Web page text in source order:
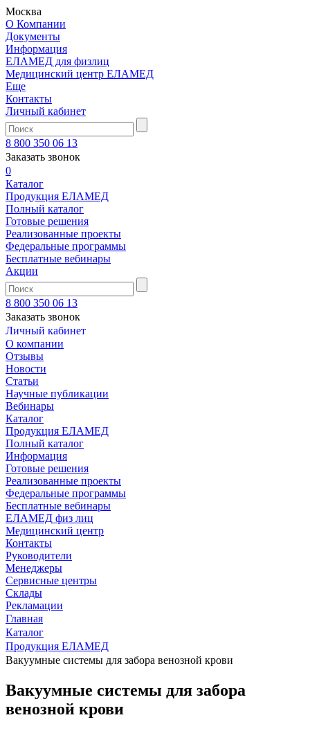
Москва
О Компании
Документы
Информация
ЕЛАМЕД для физлиц
Медицинский центр ЕЛАМЕД
Еще
Контакты
Личный кабинет
8 800 350 06 13
Заказать звонок
0
Каталог
Продукция ЕЛАМЕД
Полный каталог
Готовые решения
Реализованные проекты
Федеральные программы
Бесплатные вебинары
Акции
8 800 350 06 13
Заказать звонок
Личный кабинет
О компании
Отзывы
Новости
Статьи
Научные публикации
Вебинары
Каталог
Продукция ЕЛАМЕД
Полный каталог
Информация
Готовые решения
Реализованные проекты
Федеральные программы
Бесплатные вебинары
ЕЛАМЕД физ лиц
Медицинский центр
Контакты
Руководители
Менеджеры
Сервисные центры
Склады
Рекламации
Главная
Каталог
Продукция ЕЛАМЕД
Вакуумные системы для забора венозной крови
Вакуумные системы для забора
венозной крови